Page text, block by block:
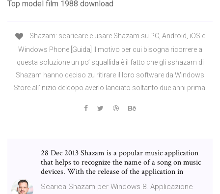
Top model film 1988 download
Shazam: scaricare e usare Shazam su PC, Android, iOS e
Windows Phone [Guida] Il motivo per cui bisogna ricorrere a
questa soluzione un po’ squallida è il fatto che gli sshazam di
Shazam hanno deciso zu ritirare il loro software da Windows
Store all’inizio deldopo averlo lanciato soltanto due anni prima.
28 Dec 2013 Shazam is a popular music application
that helps to recognize the name of a song on music
devices. With the release of the application in
Scarica Shazam per Windows 8. Applicazione